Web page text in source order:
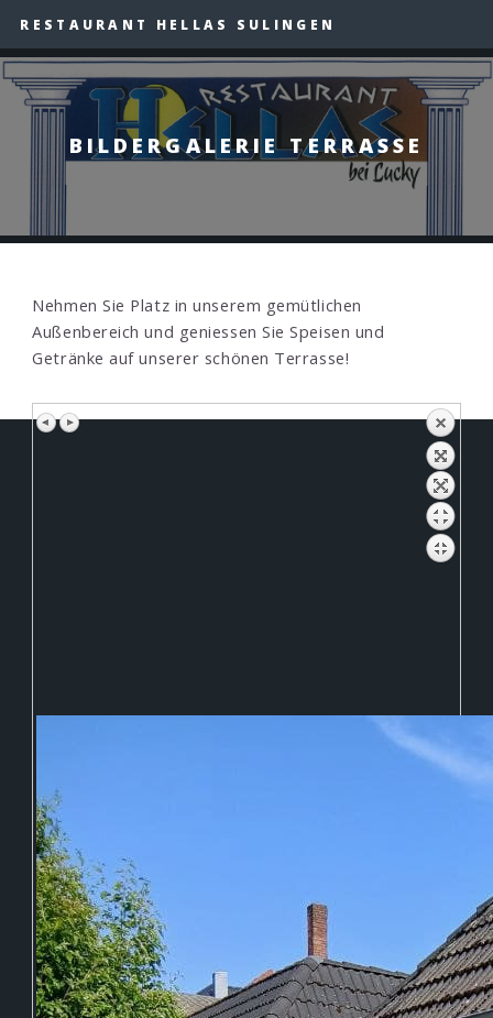
RESTAURANT HELLAS SULINGEN
BILDERGALERIE TERRASSE
Nehmen Sie Platz in unserem gemütlichen
Außenbereich und geniessen Sie Speisen und
Getränke auf unserer schönen Terrasse!